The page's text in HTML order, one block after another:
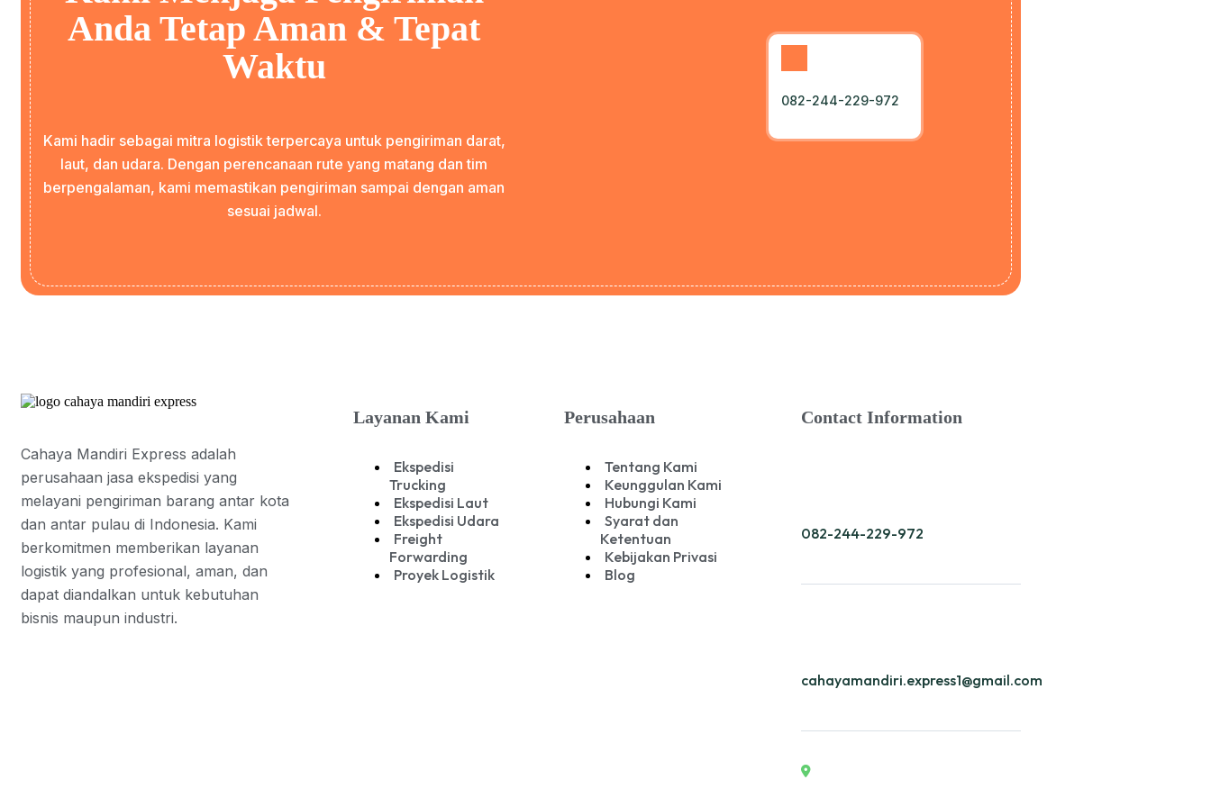
Anda Tetap Aman & Tepat
Waktu
Kami hadir sebagai mitra logistik terpercaya untuk pengiriman darat,
laut, dan udara. Dengan perencanaan rute yang matang dan tim
berpengalaman, kami memastikan pengiriman sampai dengan aman
sesuai jadwal.
082-244-229-972
Cahaya Mandiri Express adalah
perusahaan jasa ekspedisi yang
melayani pengiriman barang antar kota
dan antar pulau di Indonesia. Kami
berkomitmen memberikan layanan
logistik yang profesional, aman, dan
dapat diandalkan untuk kebutuhan
bisnis maupun industri.
Layanan Kami
Ekspedisi
Trucking
Ekspedisi Laut
Ekspedisi Udara
Freight
Forwarding
Proyek Logistik
Perusahaan
Tentang Kami
Keunggulan Kami
Hubungi Kami
Syarat dan
Ketentuan
Kebijakan Privasi
Blog
Contact Information
082-244-229-972
cahayamandiri.express1@gmail.com